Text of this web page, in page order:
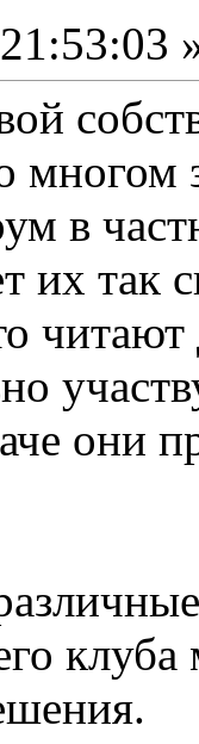
многом
в
их так
читают
они